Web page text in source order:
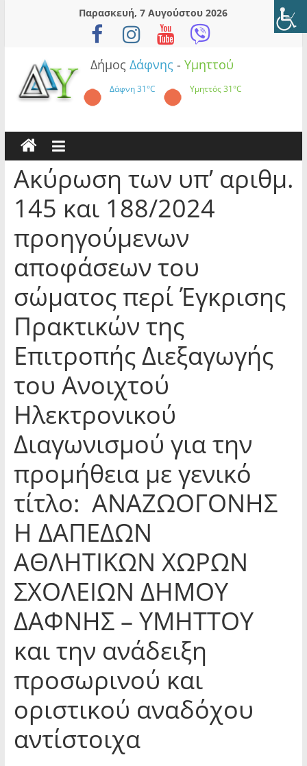
Παρασκευή, 7 Αυγούστου 2026
Δήμος Δάφνης - Υμηττού
Δάφνη31°C Υμηττός31°C
Ακύρωση των υπ’ αριθμ.
145 και 188/2024
προηγούμενων
αποφάσεων του
σώματος περί Έγκρισης
Πρακτικών της
Επιτροπής Διεξαγωγής
του Ανοιχτού
Ηλεκτρονικού
Διαγωνισμού για την
προμήθεια με γενικό
τίτλο: ΑΝΑΖΩΟΓΟΝΗΣ
Η ΔΑΠΕΔΩΝ
ΑΘΛΗΤΙΚΩΝ ΧΩΡΩΝ
ΣΧΟΛΕΙΩΝ ΔΗΜΟΥ
ΔΑΦΝΗΣ – ΥΜΗΤΤΟΥ
και την ανάδειξη
προσωρινού και
οριστικού αναδόχου
αντίστοιχα